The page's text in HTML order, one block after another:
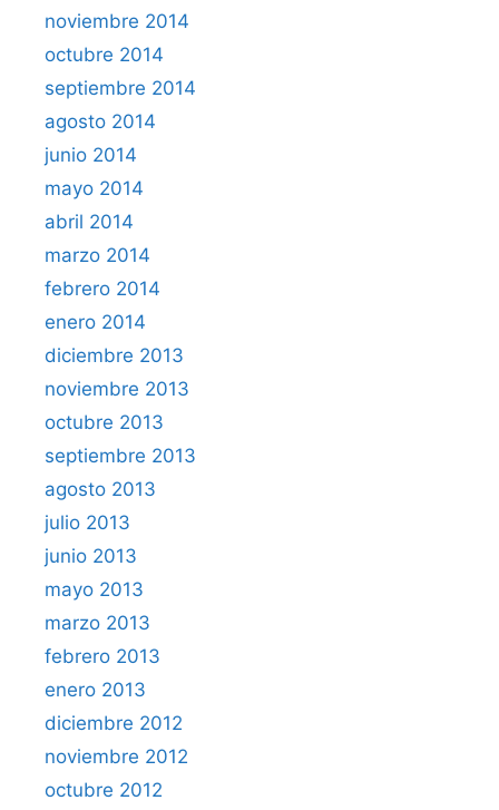
noviembre 2014
octubre 2014
septiembre 2014
agosto 2014
junio 2014
mayo 2014
abril 2014
marzo 2014
febrero 2014
enero 2014
diciembre 2013
noviembre 2013
octubre 2013
septiembre 2013
agosto 2013
julio 2013
junio 2013
mayo 2013
marzo 2013
febrero 2013
enero 2013
diciembre 2012
noviembre 2012
octubre 2012